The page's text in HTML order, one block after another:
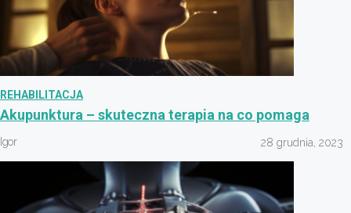
REHABILITACJA
Akupunktura – skuteczna terapia na co pomaga
Igor 28 grudnia, 2023